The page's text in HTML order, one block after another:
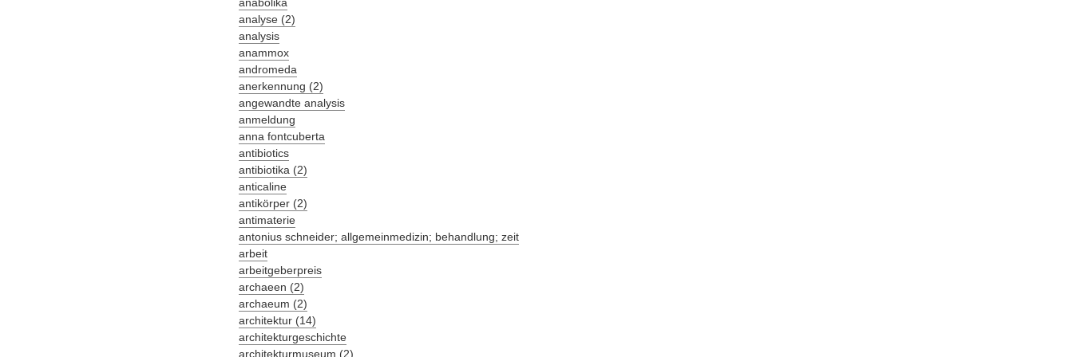
anabolika
analyse (2)
analysis
anammox
andromeda
anerkennung (2)
angewandte analysis
anmeldung
anna fontcuberta
antibiotics
antibiotika (2)
anticaline
antikörper (2)
antimaterie
antonius schneider; allgemeinmedizin; behandlung; zeit
arbeit
arbeitgeberpreis
archaeen (2)
archaeum (2)
architektur (14)
architekturgeschichte
architekturmuseum (2)